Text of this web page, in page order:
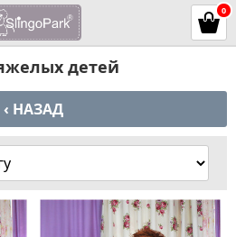
0
детей
‹ НАЗАД